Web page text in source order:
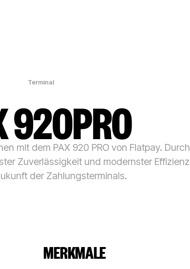
Terminal
920PRO
mit dem PAX 920 PRO von Flatpay. Durch
Zuverlässigkeit und modernster Effizienz
der Zahlungsterminals.
MERKMALE